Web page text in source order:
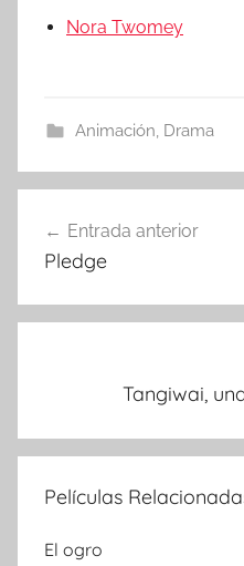
Nora Twomey
Animación, Drama
Navegación
de
entradas
Entrada anterior
Pledge
Tangiwai,
Películas
El ogro